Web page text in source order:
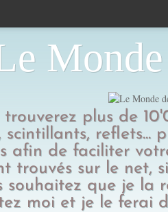
trouverez plus de
scintillants, reflets...
afin de faciliter
trouvés sur le net,
souhaitez que je la
moi et je le ferai